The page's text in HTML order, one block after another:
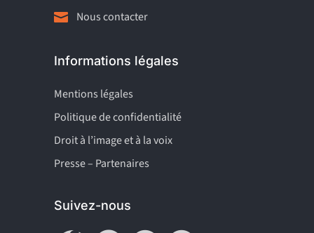
 Nous contacter
Informations légales
Mentions légales
Politique de confidentialité
Droit à l’image et à la voix
Presse – Partenaires
Suivez-nous